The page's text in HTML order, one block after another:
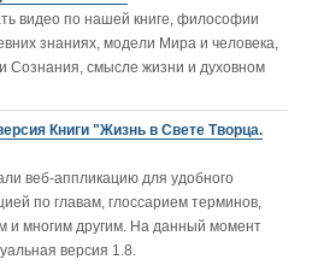
видео по нашей книге, философии
знаниях, модели Мира и человека,
Сознания, смысле жизни и духовном
Книги "Жизнь в Свете Творца.
веб-аппликацию для удобного
по главам, глоссарием терминов,
и многим другим. На данный момент
версия 1.8.